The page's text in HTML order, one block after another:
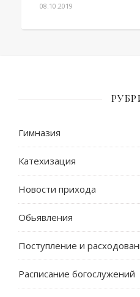
08.10.2019
Гимназия
Катехизация
Новости прихода
Обьявления
Поступление и
Расписание богослужений